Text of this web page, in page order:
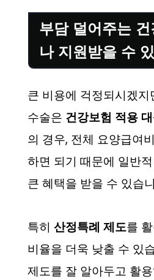
부담 덜어주는
나 지원받을 수
큰 비용에 걱정되시겠
수술은 건강보험 적용
의 경우, 전체 요양급여
하면 되기 때문에 일반
큰 혜택을 받을 수 있습
특히 산정특례 제도를
비율을 더욱 낮출 수 있
제도를 잘 알아두고 활